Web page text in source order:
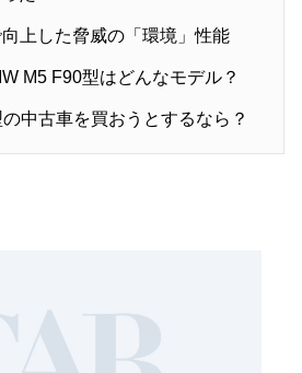
上した脅威の「環境」性能
M5 F90型はどんなモデル？
中古車を買おうとするなら？